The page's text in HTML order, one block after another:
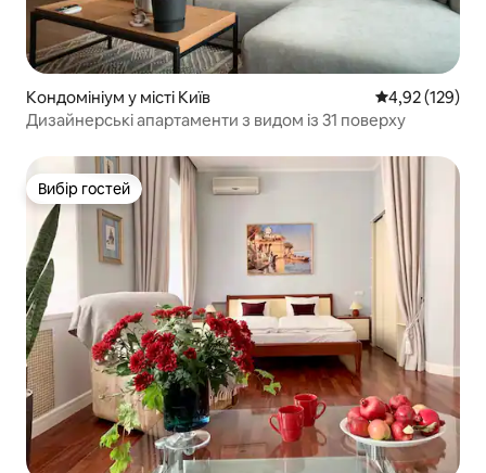
Кондомініум у місті Київ Середня
4,92 (129)
Дизайнерські апартаменти з видом із 31 поверху
Вибір гостей
Вибір гостей